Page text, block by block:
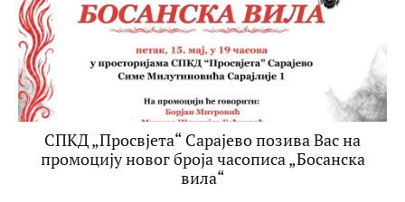
СПКД „Просвјета“ Сарајево позива Вас на
промоцију новог броја часописа „Босанска
вила“